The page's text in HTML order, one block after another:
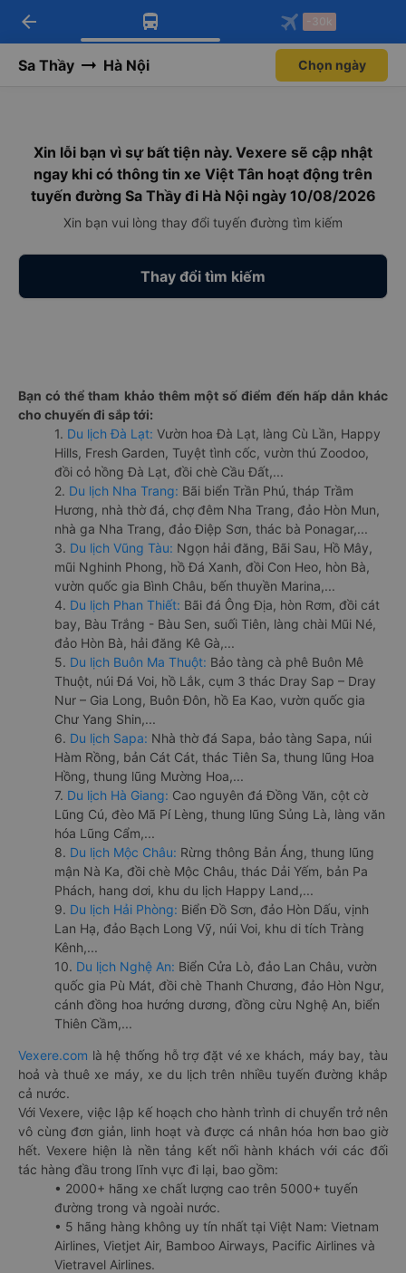
Tải app Vexere ngay!
Nhận ưu đãi thành viên độc
Mở app
Tải app Vexere
-30k/ghế khi đặt vé máy bay qua
Mở app
arrow_back -30k
Sa Thầy Hà Nội Chọn ngày
Xin lỗi bạn vì sự bất tiện này. Vexere sẽ cập nhật
ngay khi có thông tin xe Việt Tân hoạt động trên
tuyến đường Sa Thầy đi Hà Nội ngày 10/08/2026
Xin bạn vui lòng thay đổi tuyến đường tìm kiếm
Thay đổi tìm kiếm
Bạn có thể tham khảo thêm một số điểm đến hấp dẫn khác
cho chuyến đi sắp tới:
1. Du lịch Đà Lạt: Vườn hoa Đà Lạt, làng Cù Lần, Happy
Hills, Fresh Garden, Tuyệt tình cốc, vườn thú Zoodoo,
đồi cỏ hồng Đà Lạt, đồi chè Cầu Đất,...
2. Du lịch Nha Trang: Bãi biển Trần Phú, tháp Trầm
Hương, nhà thờ đá, chợ đêm Nha Trang, đảo Hòn Mun,
nhà ga Nha Trang, đảo Điệp Sơn, thác bà Ponagar,...
3. Du lịch Vũng Tàu: Ngọn hải đăng, Bãi Sau, Hồ Mây,
mũi Nghinh Phong, hồ Đá Xanh, đồi Con Heo, hòn Bà,
vườn quốc gia Bình Châu, bến thuyền Marina,...
4. Du lịch Phan Thiết: Bãi đá Ông Địa, hòn Rơm, đồi cát
bay, Bàu Trắng - Bàu Sen, suối Tiên, làng chài Mũi Né,
đảo Hòn Bà, hải đăng Kê Gà,...
5. Du lịch Buôn Ma Thuột: Bảo tàng cà phê Buôn Mê
Thuột, núi Đá Voi, hồ Lắk, cụm 3 thác Dray Sap – Dray
Nur – Gia Long, Buôn Đôn, hồ Ea Kao, vườn quốc gia
Chư Yang Shin,...
6. Du lịch Sapa: Nhà thờ đá Sapa, bảo tàng Sapa, núi
Hàm Rồng, bản Cát Cát, thác Tiên Sa, thung lũng Hoa
Hồng, thung lũng Mường Hoa,...
7. Du lịch Hà Giang: Cao nguyên đá Đồng Văn, cột cờ
Lũng Cú, đèo Mã Pí Lèng, thung lũng Sủng Là, làng văn
hóa Lũng Cẩm,...
8. Du lịch Mộc Châu: Rừng thông Bản Áng, thung lũng
mận Nà Ka, đồi chè Mộc Châu, thác Dải Yếm, bản Pa
Phách, hang dơi, khu du lịch Happy Land,...
9. Du lịch Hải Phòng: Biển Đồ Sơn, đảo Hòn Dấu, vịnh
Lan Hạ, đảo Bạch Long Vỹ, núi Voi, khu di tích Tràng
Kênh,...
10. Du lịch Nghệ An: Biển Cửa Lò, đảo Lan Châu, vườn
quốc gia Pù Mát, đồi chè Thanh Chương, đảo Hòn Ngư,
cánh đồng hoa hướng dương, đồng cừu Nghệ An, biển
Thiên Cầm,...
Vexere.com là hệ thống hỗ trợ đặt vé xe khách, máy bay, tàu
hoả và thuê xe máy, xe du lịch trên nhiều tuyến đường khắp
cả nước.
Với Vexere, việc lập kế hoạch cho hành trình di chuyển trở nên
vô cùng đơn giản, linh hoạt và được cá nhân hóa hơn bao giờ
hết. Vexere hiện là nền tảng kết nối hành khách với các đối
tác hàng đầu trong lĩnh vực đi lại, bao gồm:
• 2000+ hãng xe chất lượng cao trên 5000+ tuyến
đường trong và ngoài nước.
• 5 hãng hàng không uy tín nhất tại Việt Nam: Vietnam
Airlines, Vietjet Air, Bamboo Airways, Pacific Airlines và
Vietravel Airlines.